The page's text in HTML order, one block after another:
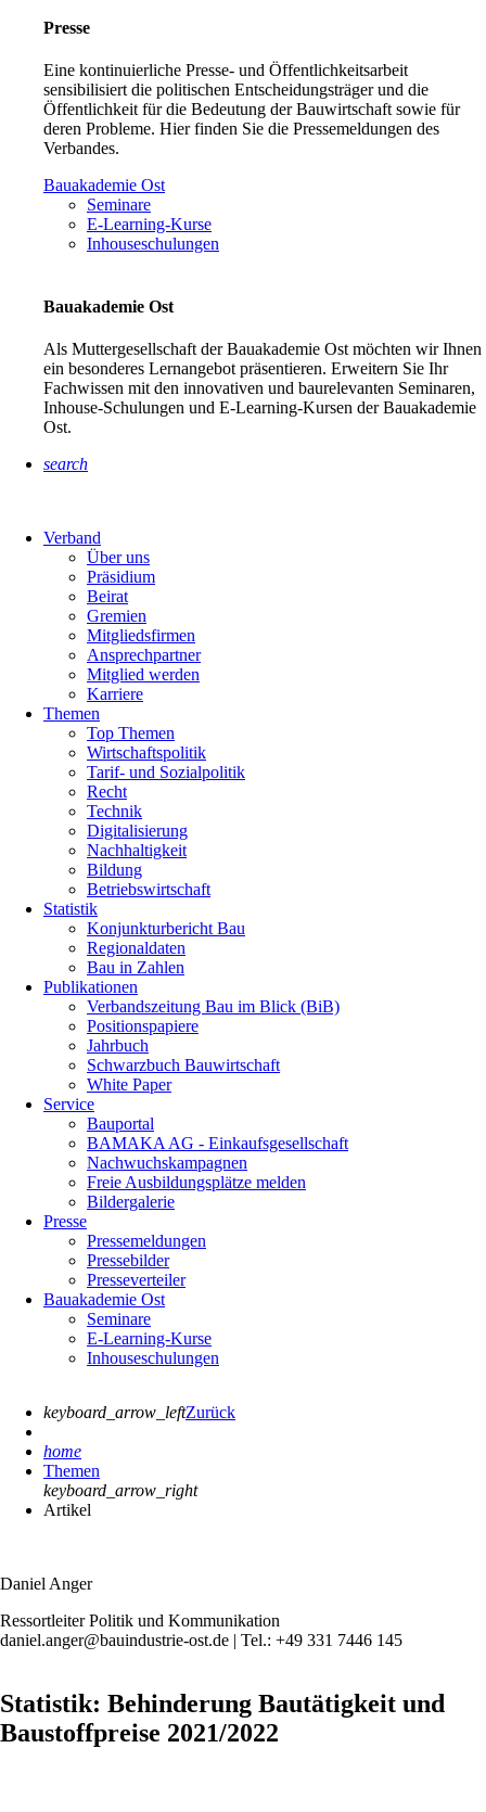
Presse
Eine kontinuierliche Presse- und Öffentlichkeitsarbeit
sensibilisiert die politischen Entscheidungsträger und die
Öffentlichkeit für die Bedeutung der Bauwirtschaft sowie für
deren Probleme. Hier finden Sie die Pressemeldungen des
Verbandes.
Bauakademie Ost
Seminare
E-Learning-Kurse
Inhouseschulungen
Bauakademie Ost
Als Muttergesellschaft der Bauakademie Ost möchten wir Ihnen
ein besonderes Lernangebot präsentieren. Erweitern Sie Ihr
Fachwissen mit den innovativen und baurelevanten Seminaren,
Inhouse-Schulungen und E-Learning-Kursen der Bauakademie
Ost.
search
Verband
Über uns
Präsidium
Beirat
Gremien
Mitgliedsfirmen
Ansprechpartner
Mitglied werden
Karriere
Themen
Top Themen
Wirtschaftspolitik
Tarif- und Sozialpolitik
Recht
Technik
Digitalisierung
Nachhaltigkeit
Bildung
Betriebswirtschaft
Statistik
Konjunkturbericht Bau
Regionaldaten
Bau in Zahlen
Publikationen
Verbandszeitung Bau im Blick (BiB)
Positionspapiere
Jahrbuch
Schwarzbuch Bauwirtschaft
White Paper
Service
Bauportal
BAMAKA AG - Einkaufsgesellschaft
Nachwuchskampagnen
Freie Ausbildungsplätze melden
Bildergalerie
Presse
Pressemeldungen
Pressebilder
Presseverteiler
Bauakademie Ost
Seminare
E-Learning-Kurse
Inhouseschulungen
keyboard_arrow_leftZurück
home
Themen
keyboard_arrow_right
Artikel
Daniel Anger
Ressortleiter Politik und Kommunikation
daniel.anger@bauindustrie-ost.de | Tel.: +49 331 7446 145
Statistik: Behinderung Bautätigkeit und
Baustoffpreise 2021/2022